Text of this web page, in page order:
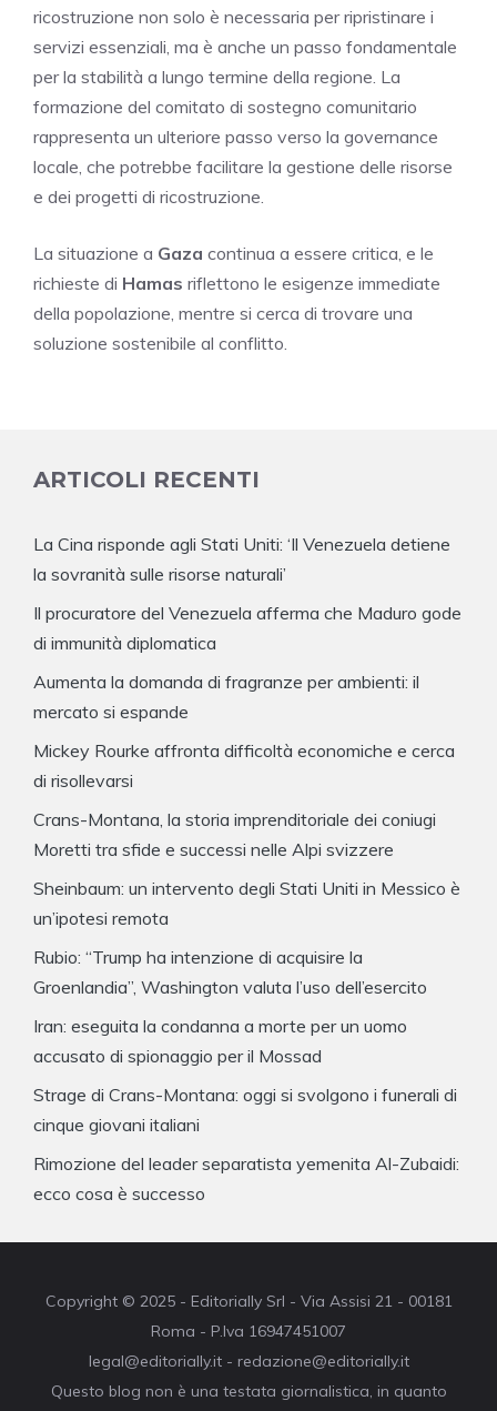
ricostruzione non solo è necessaria per ripristinare i
servizi essenziali, ma è anche un passo fondamentale
per la stabilità a lungo termine della regione. La
formazione del comitato di sostegno comunitario
rappresenta un ulteriore passo verso la governance
locale, che potrebbe facilitare la gestione delle risorse
e dei progetti di ricostruzione.
La situazione a Gaza continua a essere critica, e le
richieste di Hamas riflettono le esigenze immediate
della popolazione, mentre si cerca di trovare una
soluzione sostenibile al conflitto.
ARTICOLI RECENTI
La Cina risponde agli Stati Uniti: ‘Il Venezuela detiene
la sovranità sulle risorse naturali’
Il procuratore del Venezuela afferma che Maduro gode
di immunità diplomatica
Aumenta la domanda di fragranze per ambienti: il
mercato si espande
Mickey Rourke affronta difficoltà economiche e cerca
di risollevarsi
Crans-Montana, la storia imprenditoriale dei coniugi
Moretti tra sfide e successi nelle Alpi svizzere
Sheinbaum: un intervento degli Stati Uniti in Messico è
un’ipotesi remota
Rubio: “Trump ha intenzione di acquisire la
Groenlandia”, Washington valuta l’uso dell’esercito
Iran: eseguita la condanna a morte per un uomo
accusato di spionaggio per il Mossad
Strage di Crans-Montana: oggi si svolgono i funerali di
cinque giovani italiani
Rimozione del leader separatista yemenita Al-Zubaidi:
ecco cosa è successo
Copyright © 2025 - Editorially Srl - Via Assisi 21 - 00181
Roma - P.Iva 16947451007
legal@editorially.it - redazione@editorially.it
Questo blog non è una testata giornalistica, in quanto